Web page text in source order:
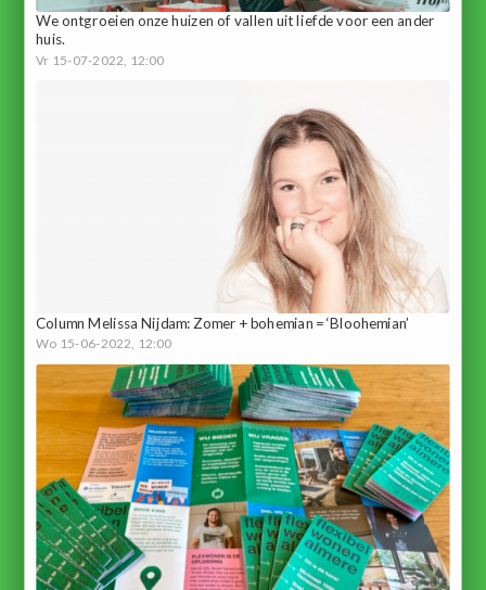
We ontgroeien onze huizen of vallen uit liefde voor een ander
huis.
Vr 15-07-2022, 12:00
Column Melissa Nijdam: Zomer + bohemian = ‘Bloohemian’
Wo 15-06-2022, 12:00